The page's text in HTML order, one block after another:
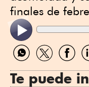
finales de
Compartir
por
Compartir
por
por
Te puede